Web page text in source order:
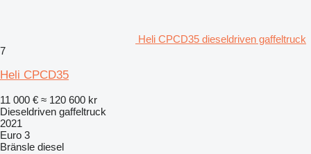
Heli CPCD35 dieseldriven gaffeltruck
7
Heli CPCD35
11 000 € ≈ 120 600 kr
Dieseldriven gaffeltruck
2021
Euro 3
Bränsle diesel